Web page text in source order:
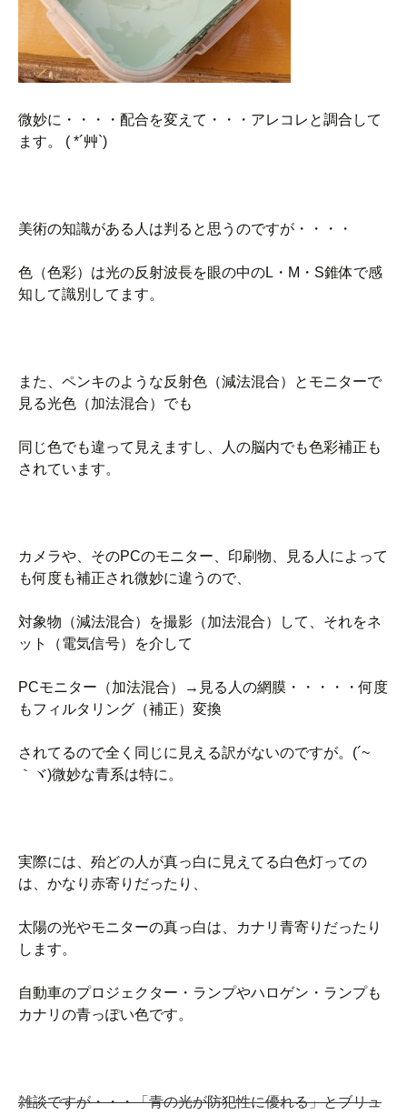
微妙に・・・・配合を変えて・・・アレコレと調合して
ます。 ( *´艸`)
美術の知識がある人は判ると思うのですが・・・・
色（色彩）は光の反射波長を眼の中のL・M・S錐体で感
知して識別してます。
また、ペンキのような反射色（減法混合）とモニターで
見る光色（加法混合）でも
同じ色でも違って見えますし、人の脳内でも色彩補正も
されています。
カメラや、そのPCのモニター、印刷物、見る人によって
も何度も補正され微妙に違うので、
対象物（減法混合）を撮影（加法混合）して、それをネ
ット（電気信号）を介して
PCモニター（加法混合）→見る人の網膜・・・・・何度
もフィルタリング（補正）変換
されてるので全く同じに見える訳がないのですが。(´~
｀ヾ)微妙な青系は特に。
実際には、殆どの人が真っ白に見えてる白色灯っての
は、かなり赤寄りだったり、
太陽の光やモニターの真っ白は、カナリ青寄りだったり
します。
自動車のプロジェクター・ランプやハロゲン・ランプも
カナリの青っぽい色です。
雑談ですが・・・「青の光が防犯性に優れる」とブリュ